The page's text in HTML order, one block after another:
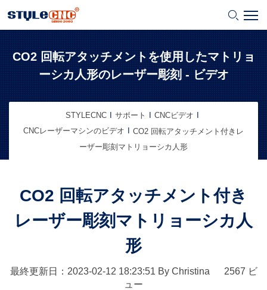
CO2 回転アタッチメントを使用したマトリョ
ーシカ人形のレーザー彫刻 - ビデオ
STYLECNC サポート
CNCビデオ
CNCレーザーマシンのビデオ
CO2 回転アタッチメント付きレ
ーザー彫刻マトリョーシカ人形
CO2 回転アタッチメント付き
レーザー彫刻マトリョーシカ人
形
最終更新日：2023-02-12 18:23:51 By Christina 2567 ビ
ュー